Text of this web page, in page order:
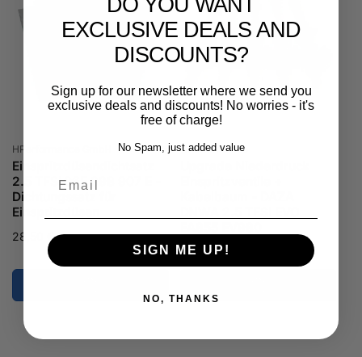
Anbieter:
HPerformance GmbH
Einspritzdüsendichtsatz
2.5 TFSI 06E 998 907 E -
Dichtungssatz für
Einspritzdüsen
Normaler
28,50 €
Anbieter:
HPerformance
Normaler
Preis
Ab 130,00 €
EXCLUSIVE DEALS AND
DISCOUNTS?
Sign up for our newsletter where we send you
exclusive deals and discounts! No worries - it's
free of charge!
No Spam, just added value
SIGN ME UP!
NO, THANKS